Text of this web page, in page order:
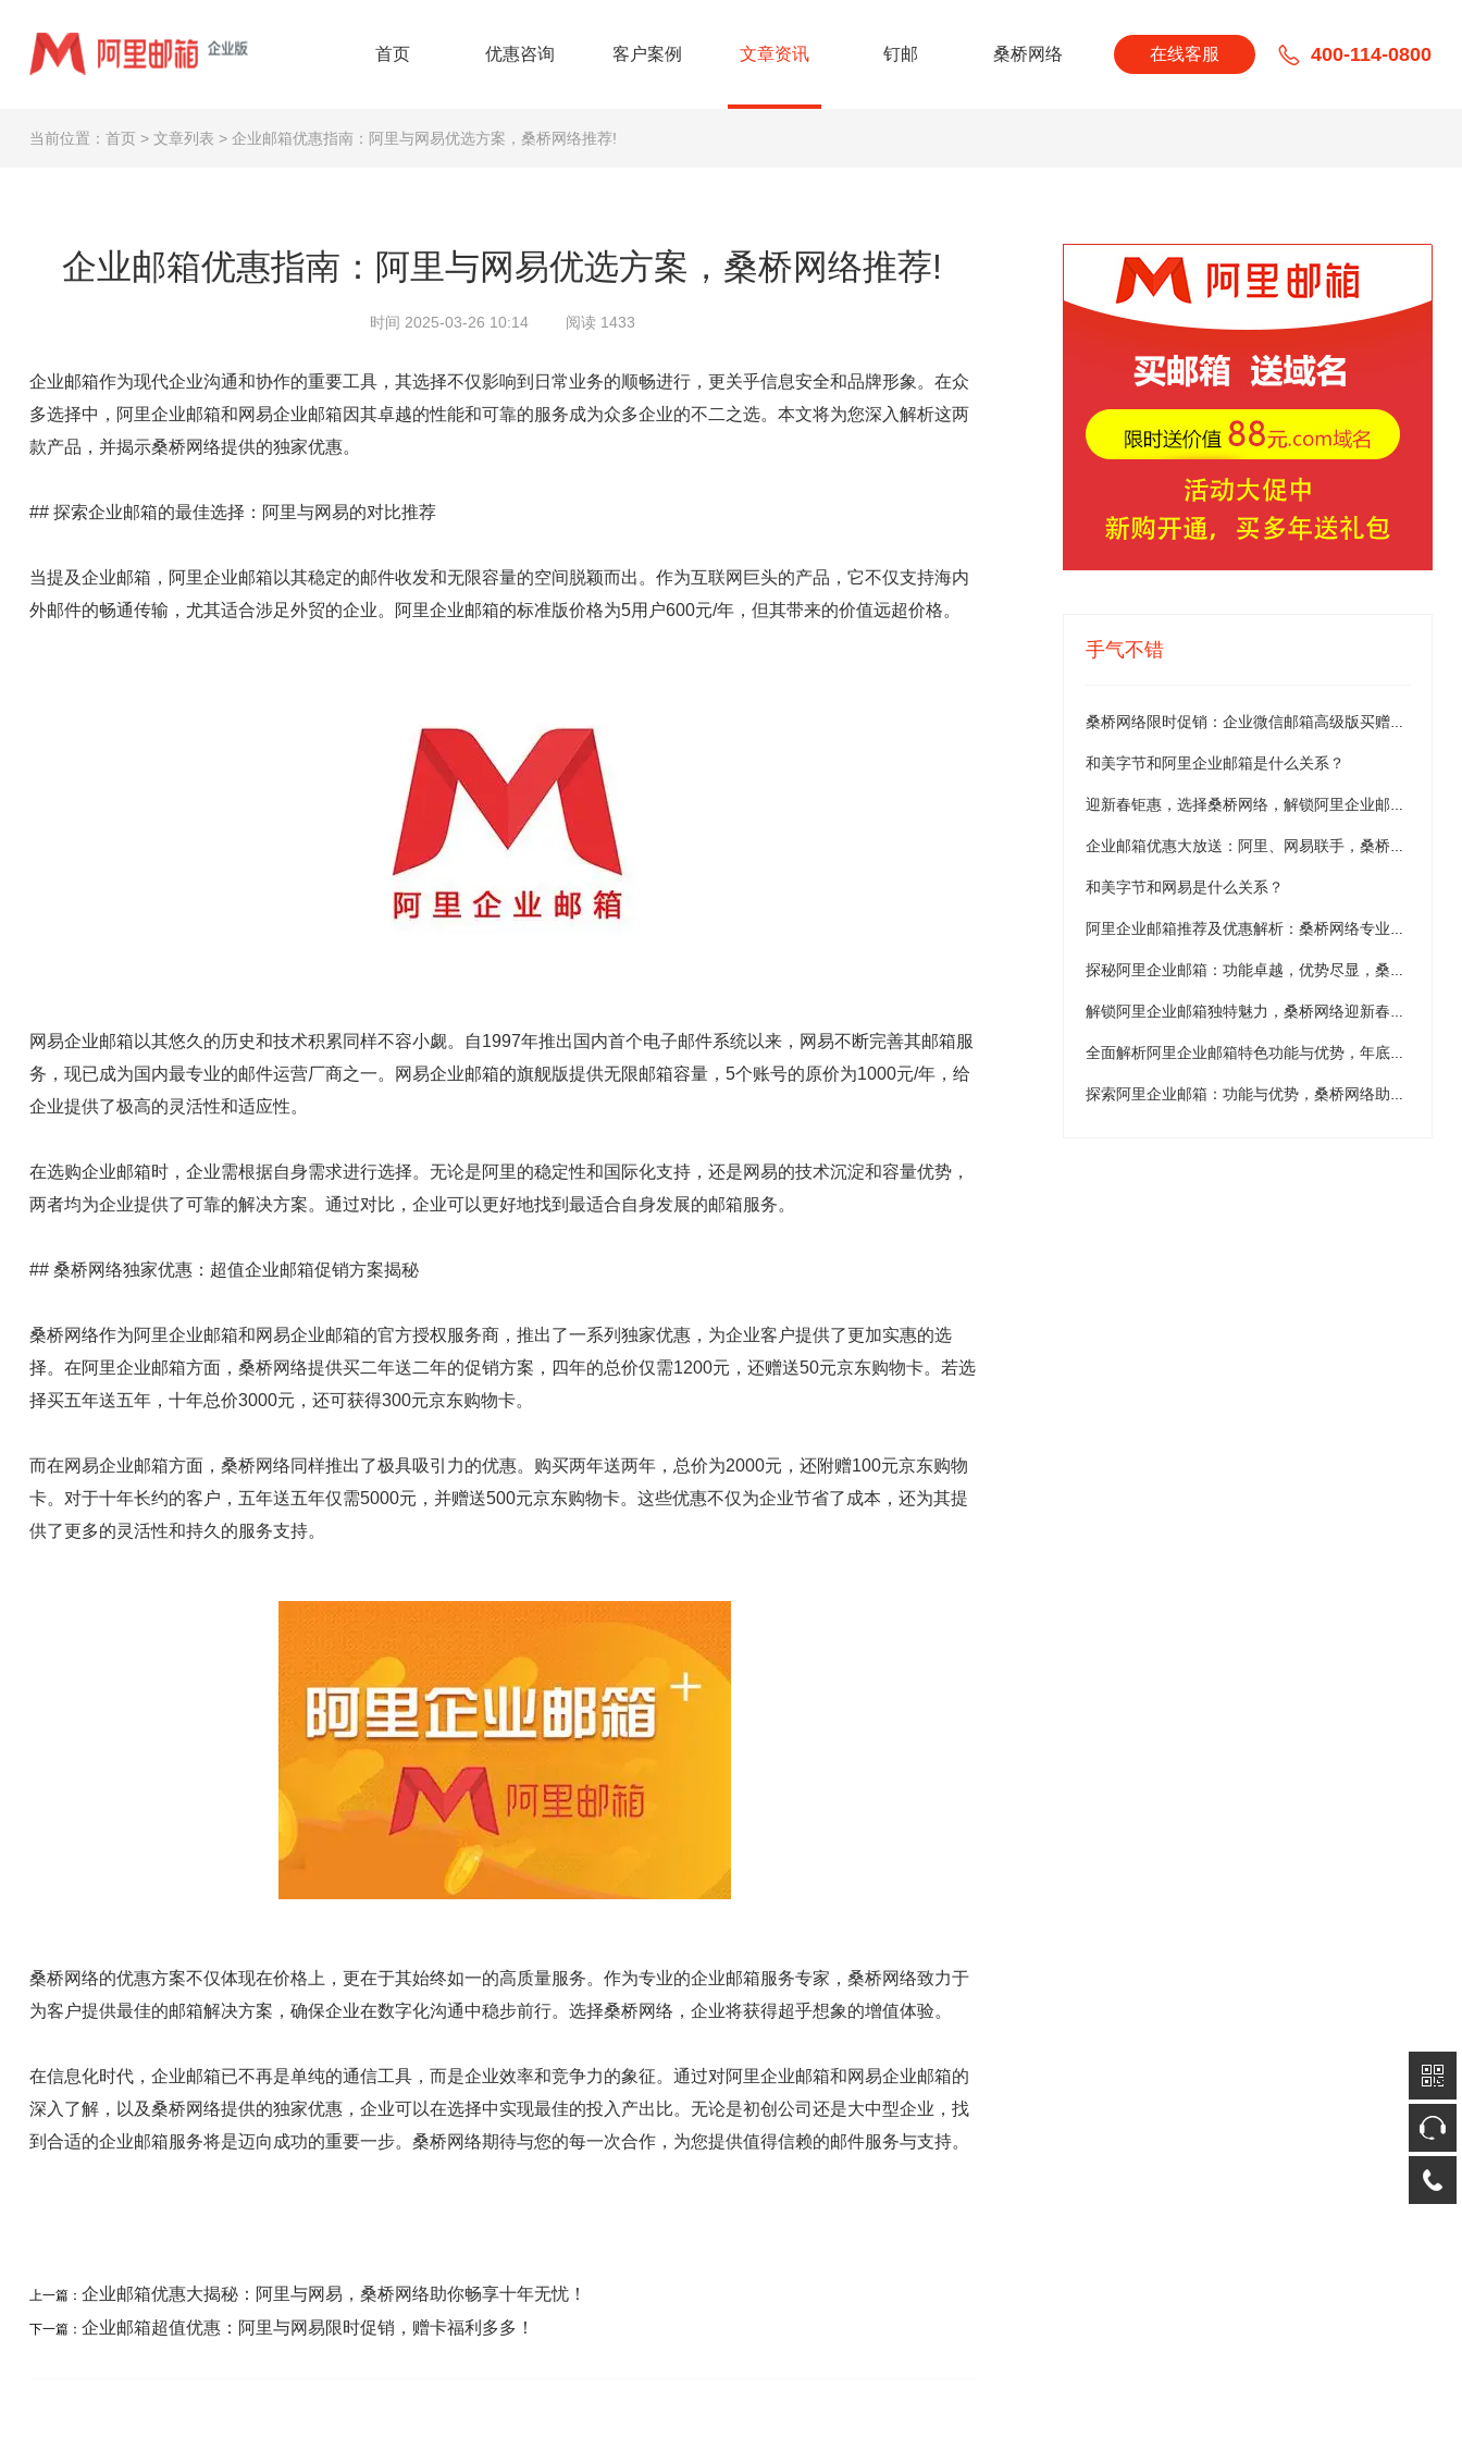
首页 优惠咨询 客户案例 文章资讯 钉邮 桑桥网络 在线客服 400-114-0800
当前位置： 首页> 文章列表 > 企业邮箱优惠指南：阿里与网易优选方案，桑桥网络推荐!
企业邮箱优惠指南：阿里与网易优选方案，桑桥网络推荐!
时间 2025-03-26 10:14 阅读 1433
企业邮箱作为现代企业沟通和协作的重要工具，其选择不仅影响到日常业务的顺畅进行，更关乎信息安全和品牌形象。在众
多选择中，阿里企业邮箱和网易企业邮箱因其卓越的性能和可靠的服务成为众多企业的不二之选。本文将为您深入解析这两
款产品，并揭示桑桥网络提供的独家优惠。
## 探索企业邮箱的最佳选择：阿里与网易的对比推荐
当提及企业邮箱，阿里企业邮箱以其稳定的邮件收发和无限容量的空间脱颖而出。作为互联网巨头的产品，它不仅支持海内
外邮件的畅通传输，尤其适合涉足外贸的企业。阿里企业邮箱的标准版价格为5用户600元/年，但其带来的价值远超价格。
网易企业邮箱以其悠久的历史和技术积累同样不容小觑。自1997年推出国内首个电子邮件系统以来，网易不断完善其邮箱服
务，现已成为国内最专业的邮件运营厂商之一。网易企业邮箱的旗舰版提供无限邮箱容量，5个账号的原价为1000元/年，给
企业提供了极高的灵活性和适应性。
在选购企业邮箱时，企业需根据自身需求进行选择。无论是阿里的稳定性和国际化支持，还是网易的技术沉淀和容量优势，
两者均为企业提供了可靠的解决方案。通过对比，企业可以更好地找到最适合自身发展的邮箱服务。
## 桑桥网络独家优惠：超值企业邮箱促销方案揭秘
桑桥网络作为阿里企业邮箱和网易企业邮箱的官方授权服务商，推出了一系列独家优惠，为企业客户提供了更加实惠的选
择。在阿里企业邮箱方面，桑桥网络提供买二年送二年的促销方案，四年的总价仅需1200元，还赠送50元京东购物卡。若选
择买五年送五年，十年总价3000元，还可获得300元京东购物卡。
而在网易企业邮箱方面，桑桥网络同样推出了极具吸引力的优惠。购买两年送两年，总价为2000元，还附赠100元京东购物
卡。对于十年长约的客户，五年送五年仅需5000元，并赠送500元京东购物卡。这些优惠不仅为企业节省了成本，还为其提
供了更多的灵活性和持久的服务支持。
桑桥网络的优惠方案不仅体现在价格上，更在于其始终如一的高质量服务。作为专业的企业邮箱服务专家，桑桥网络致力于
为客户提供最佳的邮箱解决方案，确保企业在数字化沟通中稳步前行。选择桑桥网络，企业将获得超乎想象的增值体验。
在信息化时代，企业邮箱已不再是单纯的通信工具，而是企业效率和竞争力的象征。通过对阿里企业邮箱和网易企业邮箱的
深入了解，以及桑桥网络提供的独家优惠，企业可以在选择中实现最佳的投入产出比。无论是初创公司还是大中型企业，找
到合适的企业邮箱服务将是迈向成功的重要一步。桑桥网络期待与您的每一次合作，为您提供值得信赖的邮件服务与支持。
上一篇： 企业邮箱优惠大揭秘：阿里与网易，桑桥网络助你畅享十年无忧！
下一篇： 企业邮箱超值优惠：阿里与网易限时促销，赠卡福利多多！
手气不错
桑桥网络限时促销：企业微信邮箱高级版买赠最高享五折
和美字节和阿里企业邮箱是什么关系？
迎新春钜惠，选择桑桥网络，解锁阿里企业邮箱卓越体验
企业邮箱优惠大放送：阿里、网易联手，桑桥网络助力选购！
和美字节和网易是什么关系？
阿里企业邮箱推荐及优惠解析：桑桥网络专业服务与特惠活动
探秘阿里企业邮箱：功能卓越，优势尽显，桑桥网络助你无忧启航
解锁阿里企业邮箱独特魅力，桑桥网络迎新春优惠助力升级
全面解析阿里企业邮箱特色功能与优势，年底双旦促销强力推荐
探索阿里企业邮箱：功能与优势，桑桥网络助您轻松开启企业通讯新篇章